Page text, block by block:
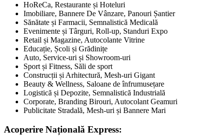
HoReCa, Restaurante și Hoteluri
Imobiliare, Bannere De Vânzare, Panouri Șantier
Sănătate și Farmacii, Semnalistică Medicală
Evenimente și Târguri, Roll-up, Standuri Expo
Retail și Magazine, Autocolante Vitrine
Educație, Școli și Grădinițe
Auto, Service-uri și Showroom-uri
Sport și Fitness, Săli de sport
Construcții și Arhitectură, Mesh-uri Gigant
Beauty & Wellness, Saloane de înfrumusețare
Logistică și Depozite, Semnalistică Industrială
Corporate, Branding Birouri, Autocolant Geamuri
Publicitate Stradală, Mesh-uri și Bannere Mari
Acoperire Națională Express: